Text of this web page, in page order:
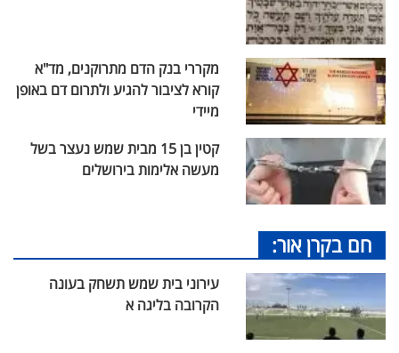
מקררי בנק הדם מתרוקנים, מד"א
קורא לציבור להגיע ולתרום דם באופן
מיידי
קטין בן 15 מבית שמש נעצר בשל
מעשה אלימות בירושלים
חם בקרן אור:
עירוני בית שמש תשחק בעונה
הקרובה בליגה א